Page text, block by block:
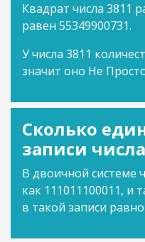
Квадрат числа 3811
равен 55349900731.
У числа 3811
значит оно Не
Сколько
записи
В двоичной системе
как 111011100011, и
в такой записи